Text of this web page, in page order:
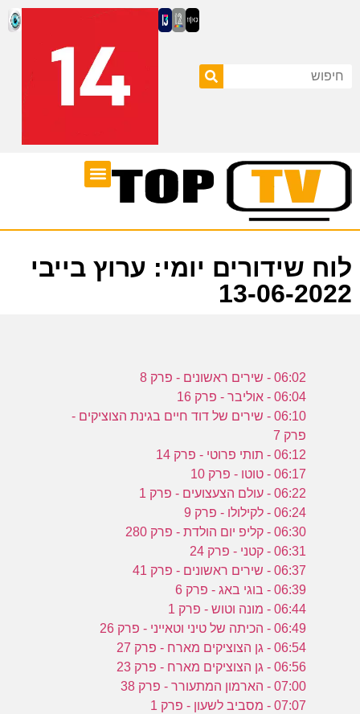
לוח שידורים יומי: ערוץ בייבי
13-06-2022
06:02 - שירים ראשונים - פרק 8
06:04 - אוליבר - פרק 16
06:10 - שירים של דוד חיים בגינת הצוציקים -
פרק 7
06:12 - תותי פרוטי - פרק 14
06:17 - טוטו - פרק 10
06:22 - עולם הצעצועים - פרק 1
06:24 - לקילולו - פרק 9
06:30 - קליפ יום הולדת - פרק 280
06:31 - קטני - פרק 24
06:37 - שירים ראשונים - פרק 41
06:39 - בוגי באג - פרק 6
06:44 - מונה וטוש - פרק 1
06:49 - הכיתה של טיני וטאייני - פרק 26
06:54 - גן הצוציקים מארח - פרק 27
06:56 - גן הצוציקים מארח - פרק 23
07:00 - הארמון המתעורר - פרק 38
07:07 - מסביב לשעון - פרק 1